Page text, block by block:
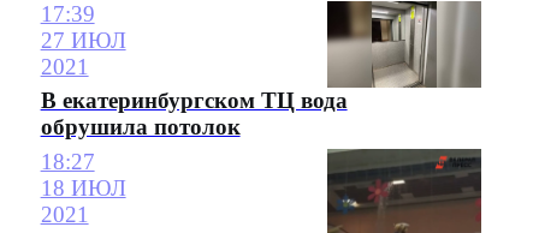
17:39
27 ИЮЛ
2021
В екатеринбургском ТЦ вода
обрушила потолок
18:27
18 ИЮЛ
2021